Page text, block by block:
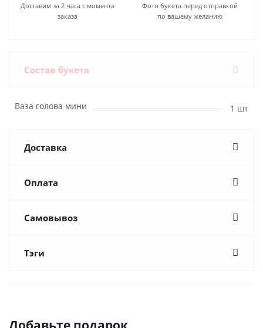
Доставим за 2 часа с момента
заказа
Фото букета перед отправкой
по вашему желанию
Состав букета
Ваза голова мини 1 шт
Доставка
Оплата
Самовывоз
Тэги